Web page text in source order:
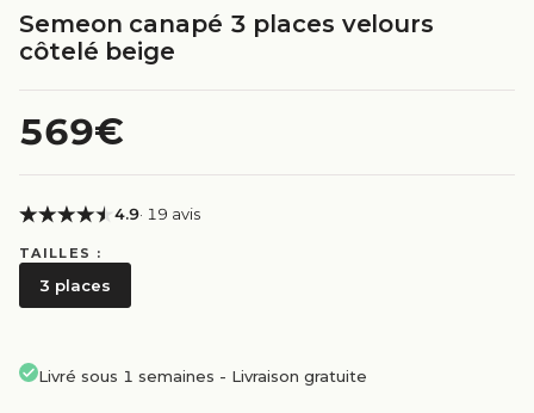
Semeon canapé 3 places velours
côtelé beige
569€
4.9· 19 avis
TAILLES :
3 places
Livré sous 1 semaines - Livraison gratuite